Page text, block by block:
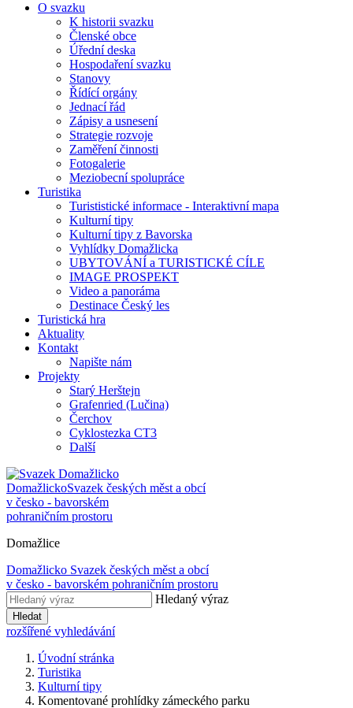
O svazku
K historii svazku
Členské obce
Úřední deska
Hospodaření svazku
Stanovy
Řídící orgány
Jednací řád
Zápisy a usnesení
Strategie rozvoje
Zaměření činnosti
Fotogalerie
Meziobecní spolupráce
Turistika
Turististické informace - Interaktivní mapa
Kulturní tipy
Kulturní tipy z Bavorska
Vyhlídky Domažlicka
UBYTOVÁNÍ a TURISTICKÉ CÍLE
IMAGE PROSPEKT
Video a panoráma
Destinace Český les
Turistická hra
Aktuality
Kontakt
Napište nám
Projekty
Starý Herštejn
Grafenried (Lučina)
Čerchov
Cyklostezka CT3
Další
DomažlickoSvazek českých měst a obcí
v česko - bavorském
pohraničním prostoru
Domažlice
Domažlicko Svazek českých měst a obcí
v česko - bavorském pohraničním prostoru
Hledaný výraz
Hledat
rozšířené vyhledávání
Úvodní stránka
Turistika
Kulturní tipy
Komentované prohlídky zámeckého parku